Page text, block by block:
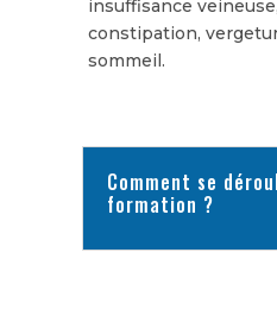
insuffisance
constipation,
sommeil.
Comment se
formation ?